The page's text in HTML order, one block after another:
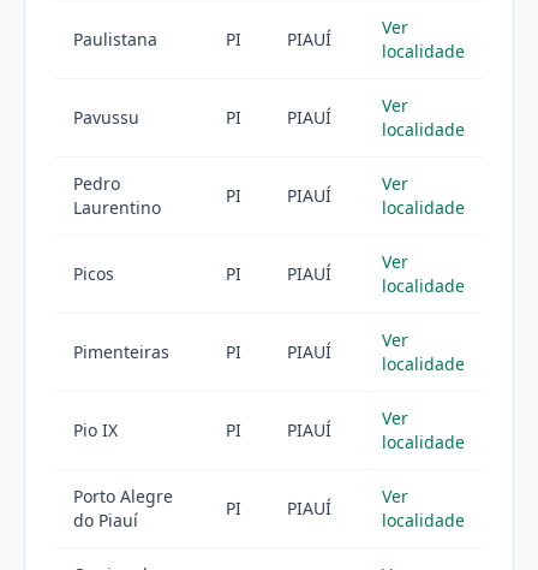
Paulistana PI PIAUÍ
Ver
localidade
Pavussu PI PIAUÍ
Ver
localidade
Pedro
Laurentino
PI PIAUÍ
Ver
localidade
Picos PI PIAUÍ
Ver
localidade
Pimenteiras PI PIAUÍ
Ver
localidade
Pio IX PI PIAUÍ
Ver
localidade
Porto Alegre
do Piauí
PI PIAUÍ
Ver
localidade